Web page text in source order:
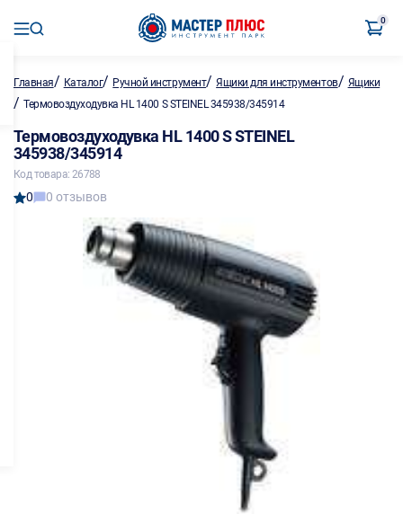
0
Главная/ Каталог/ Ручной инструмент/Ящики для инструментов/ Ящики
/ Термовоздуходувка HL 1400 S STEINEL 345938/345914
Термовоздуходувка HL 1400 S STEINEL
345938/345914
Код товара: 26788
0 0 отзывов